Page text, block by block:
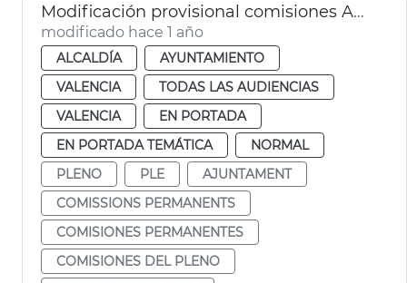
Modificación provisional comisiones Ayuntamiento València
modificado hace 1 año
ALCALDÍA
AYUNTAMIENTO
VALENCIA
TODAS LAS AUDIENCIAS
VALENCIA
EN PORTADA
EN PORTADA TEMÁTICA
NORMAL
PLENO
PLE
AJUNTAMENT
COMISSIONS PERMANENTS
COMISIONES PERMANENTES
COMISIONES DEL PLENO